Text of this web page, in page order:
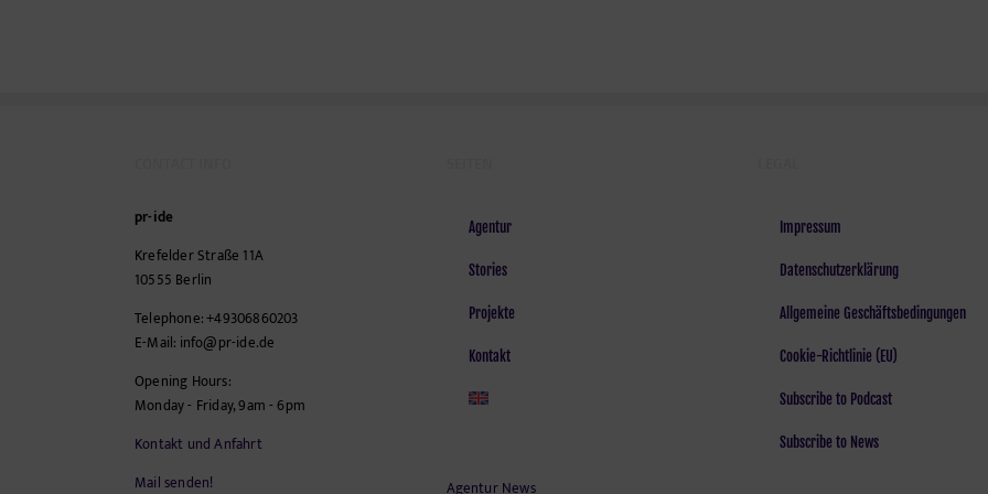
pr-ide
Krefelder Straße 11A
10555 Berlin
Telephone:+49306860203
E-Mail: info@pr-ide.de
Opening Hours:
Monday - Friday, 9am - 6pm
Kontakt und Anfahrt
Mail senden!
Agentur
Stories
Projekte
Kontakt
Agentur News
Impressum
Datenschutzerklärung
Allgemeine Geschäftsbedingungen
Cookie-Richtlinie (EU)
Subscribe to Podcast
Subscribe to News